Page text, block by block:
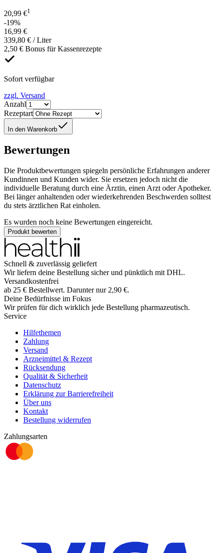
20,99 €1
-19%
16,99 €
339,80 € / Liter
2,50 € Bonus für Kassenrezepte
Sofort verfügbar
zzgl. Versand
Anzahl
Rezeptart
In den Warenkorb
Bewertungen
Die Produktbewertungen spiegeln persönliche Erfahrungen anderer
Kundinnen und Kunden wider. Sie ersetzen jedoch nicht die
individuelle Beratung durch eine Ärztin, einen Arzt oder Apotheker.
Bei länger anhaltenden oder wiederkehrenden Beschwerden solltest
du stets ärztlichen Rat einholen.
Es wurden noch keine Bewertungen eingereicht.
Produkt bewerten
Schnell & zuverlässig geliefert
Wir liefern deine Bestellung sicher und pünktlich mit DHL.
Versandkostenfrei
ab 25 € Bestellwert. Darunter nur 2,90 €.
Deine Bedürfnisse im Fokus
Wir prüfen für dich wirklich jede Bestellung pharmazeutisch.
Service
Hilfethemen
Zahlung
Versand
Arzneimittel & Rezept
Rücksendung
Qualität & Sicherheit
Datenschutz
Erklärung zur Barrierefreiheit
Über uns
Kontakt
Bestellung widerrufen
Zahlungsarten